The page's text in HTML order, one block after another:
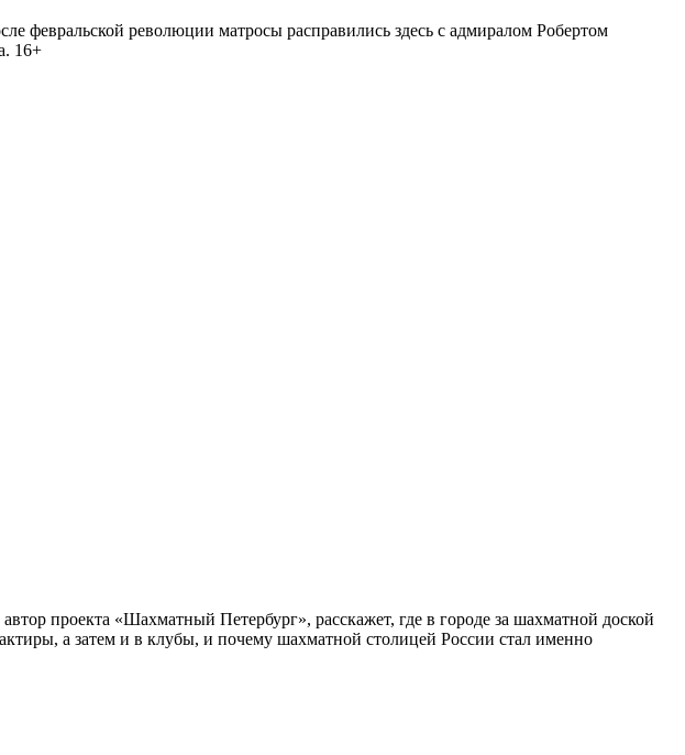
революции матросы расправились здесь с адмиралом Робертом
16+
проекта «Шахматный Петербург», расскажет, где в городе за шахматной доской
а затем и в клубы, и почему шахматной столицей России стал именно